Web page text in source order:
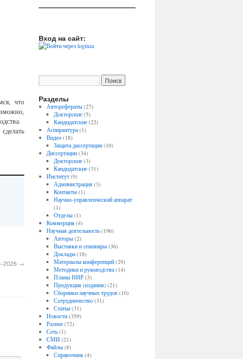
что
→
Вход на сайт:
Разделы
Авторефераты(27)
Докторские(5)
Кандидатские(22)
Аспирантура(1)
Видео(18)
Защита диссертации(10)
Диссертации(34)
Докторские(3)
Кандидатские(31)
Институт(9)
Администрация(3)
Контакты(1)
Научно-управленческий аппарат
(1)
Отделы(1)
Коммерция(4)
Научная деятельность(196)
Авторы(2)
Выставки и семинары(36)
Доклады(18)
Материалы конференций(29)
Методики и руководства(14)
Планы НИР(3)
Продукция (издания)(21)
Сборники научных трудов(10)
Сотрудничество(31)
Статьи(31)
Новости(359)
Разное(72)
Сеть(1)
СМИ(21)
Файлы(8)
Справочник(4)